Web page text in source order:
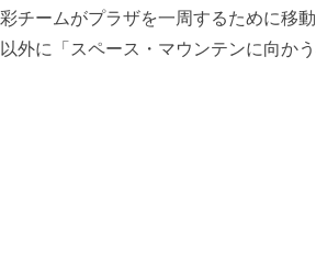
チームがプラザを一周するために移動
外に「スペース・マウンテンに向か